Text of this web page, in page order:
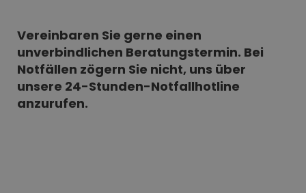
Vereinbaren Sie gerne einen
unverbindlichen Beratungstermin. Bei
Notfällen zögern Sie nicht, uns über
unsere 24-Stunden-Notfallhotline
anzurufen.